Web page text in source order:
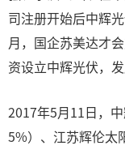
司注册开始后中辉
月，国企苏美达才
资设立中辉光伏，
2017年5月11日，
5%）、江苏辉伦太